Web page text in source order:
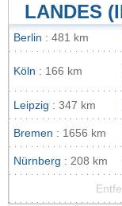
LANDES
Berlin : 481 km
Köln : 166 km
Leipzig : 347 km
Bremen : 1656 km
Nürnberg : 208 km